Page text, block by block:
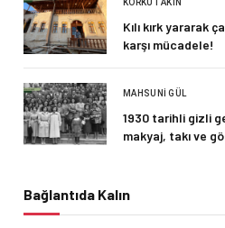
KORKUT AKIN
Kılı kırk yararak
karşı mücadele!
MAHSUNI GÜL
1930 tarihli gizli
makyaj, takı ve
Bağlantıda Kalın